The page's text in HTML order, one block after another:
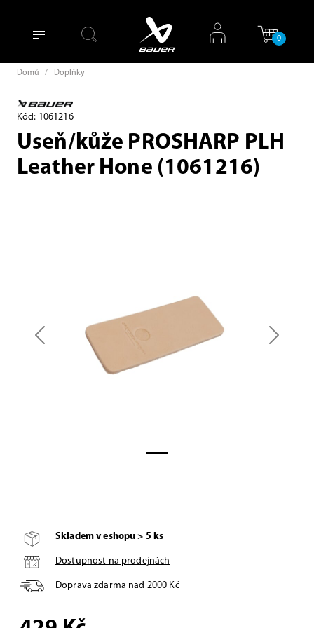
0
Domů / Doplňky
Kód: 1061216
Useň/kůže PROSHARP PLH
Leather Hone (1061216)
Previous Next
Skladem v eshopu > 5 ks
Dostupnost na prodejnách
Doprava zdarma nad 2000 Kč